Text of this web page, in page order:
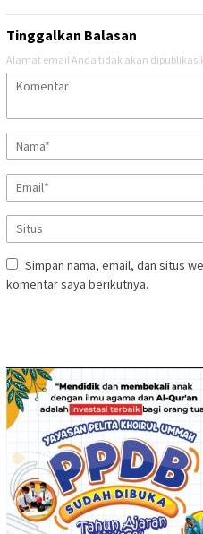
Tinggalkan Balasan
Alamat email Anda tidak akan
Simpan nama, email, dan situs
komentar saya berikutnya.